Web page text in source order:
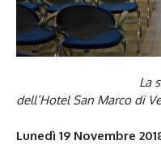
La sala per il
dell’Hotel San Marco di
Lunedì 19 Novembre